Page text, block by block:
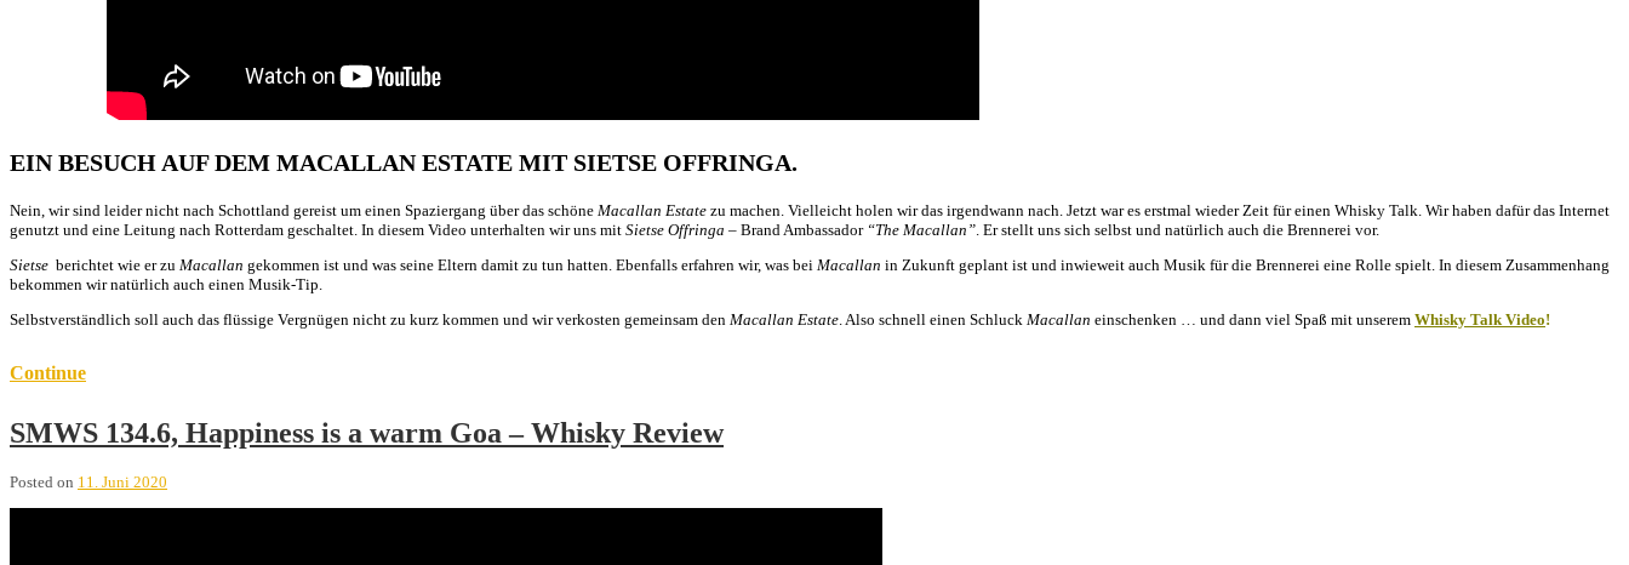
EIN BESUCH AUF DEM MACALLAN ESTATE MIT SIETSE OFFRINGA.
Nein, wir sind leider nicht nach Schottland gereist um einen Spaziergang über das schöne Macallan Estate zu machen. Vielleicht holen wir das irgendwann nach. Jetzt war es erstmal wieder Zeit für einen Whisky Talk. Wir haben dafür das Internet
genutzt und eine Leitung nach Rotterdam geschaltet. In diesem Video unterhalten wir uns mit Sietse Offringa – Brand Ambassador “The Macallan”. Er stellt uns sich selbst und natürlich auch die Brennerei vor.
Sietse berichtet wie er zu Macallan gekommen ist und was seine Eltern damit zu tun hatten. Ebenfalls erfahren wir, was bei Macallan in Zukunft geplant ist und inwieweit auch Musik für die Brennerei eine Rolle spielt. In diesem Zusammenhang
bekommen wir natürlich auch einen Musik-Tip.
Selbstverständlich soll auch das flüssige Vergnügen nicht zu kurz kommen und wir verkosten gemeinsam den Macallan Estate.Also schnell einen Schluck Macallan einschenken … und dann viel Spaß mit unserem Whisky Talk Video!
Continue
SMWS 134.6, Happiness is a warm Goa – Whisky Review
Posted on 11. Juni 2020